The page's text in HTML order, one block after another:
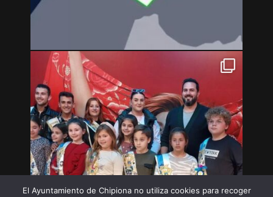
El Ayuntamiento de Chipiona no utiliza cookies para recoger